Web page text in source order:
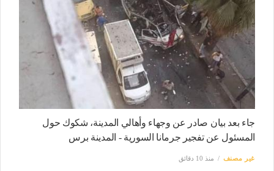
جاء بعد بيان صادر عن وجهاء وأهالي المدينة، شكوك حول
المسئول عن تفجير جرمانا السورية - المدينة برس
غير مصنف منذ 10 دقائق